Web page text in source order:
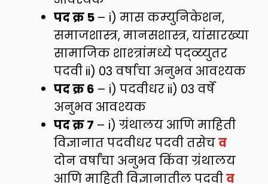
पद क्र 5 – i) मास कम्युनिकेशन,
समाजशास्त्र, मानसशास्त्र, यांसारख्या
सामाजिक शाश्त्रांमध्ये पद्व्य्युतर
पदवी ii) 03 वर्षाचा अनुभव आवश्यक
पद क्र 6 – i) पदवीधर ii) 03 वर्षे
अनुभव आवश्यक
पद क्र 7 – i) ग्रंथालय आणि माहिती
विज्ञानात पदवीधर पदवी तसेचव
दोन वर्षांचा अनुभव किंवा ग्रंथालय
आणि माहिती विज्ञानातील पदवीव